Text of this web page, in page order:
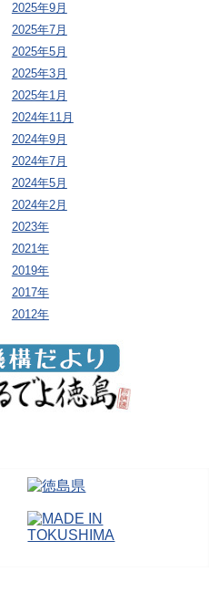
2025年9月
2025年7月
2025年5月
2025年3月
2025年1月
2024年11月
2024年9月
2024年7月
2024年5月
2024年2月
2023年
2021年
2019年
2017年
2012年